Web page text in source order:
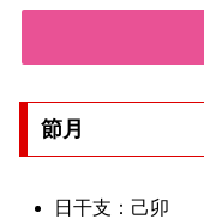
節月
日干支：己卯